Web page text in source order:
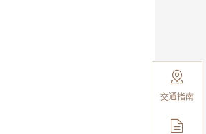

交通指南
